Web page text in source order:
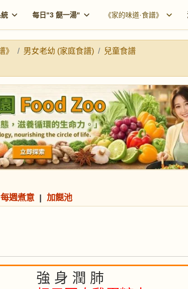
每日"3 餸一湯" 《家的味道·食譜》
》 男女老幼 (家庭食譜)
兒童食譜
每週煮意 | 加餸池
強 身 潤 肺